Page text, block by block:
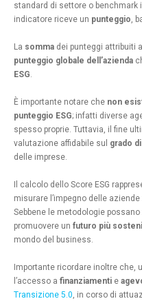
standard di settore o
indicatore riceve un punteggio,
La somma dei punteggi attribuiti
punteggio globale dell’azienda
ESG.
È importante notare che non
punteggio ESG; infatti diverse
spesso proprie. Tuttavia, il fine
valutazione affidabile sul grado
delle imprese.
Il calcolo dello Score ESG
misurare l’impegno delle
Sebbene le metodologie
promuovere un futuro più
mondo del business.
Importante ricordare inoltre che,
l’accesso a finanziamenti e
Transizione 5.0, in corso di